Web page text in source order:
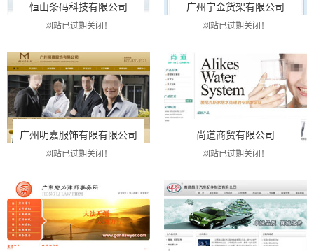
恒山条码科技有限公司
网站已过期关闭！
广州宇金货架有限公司
网站已过期关闭！
广州明嘉服饰有限有限公司
网站已过期关闭！
尚道商贸有限公司
网站已过期关闭！